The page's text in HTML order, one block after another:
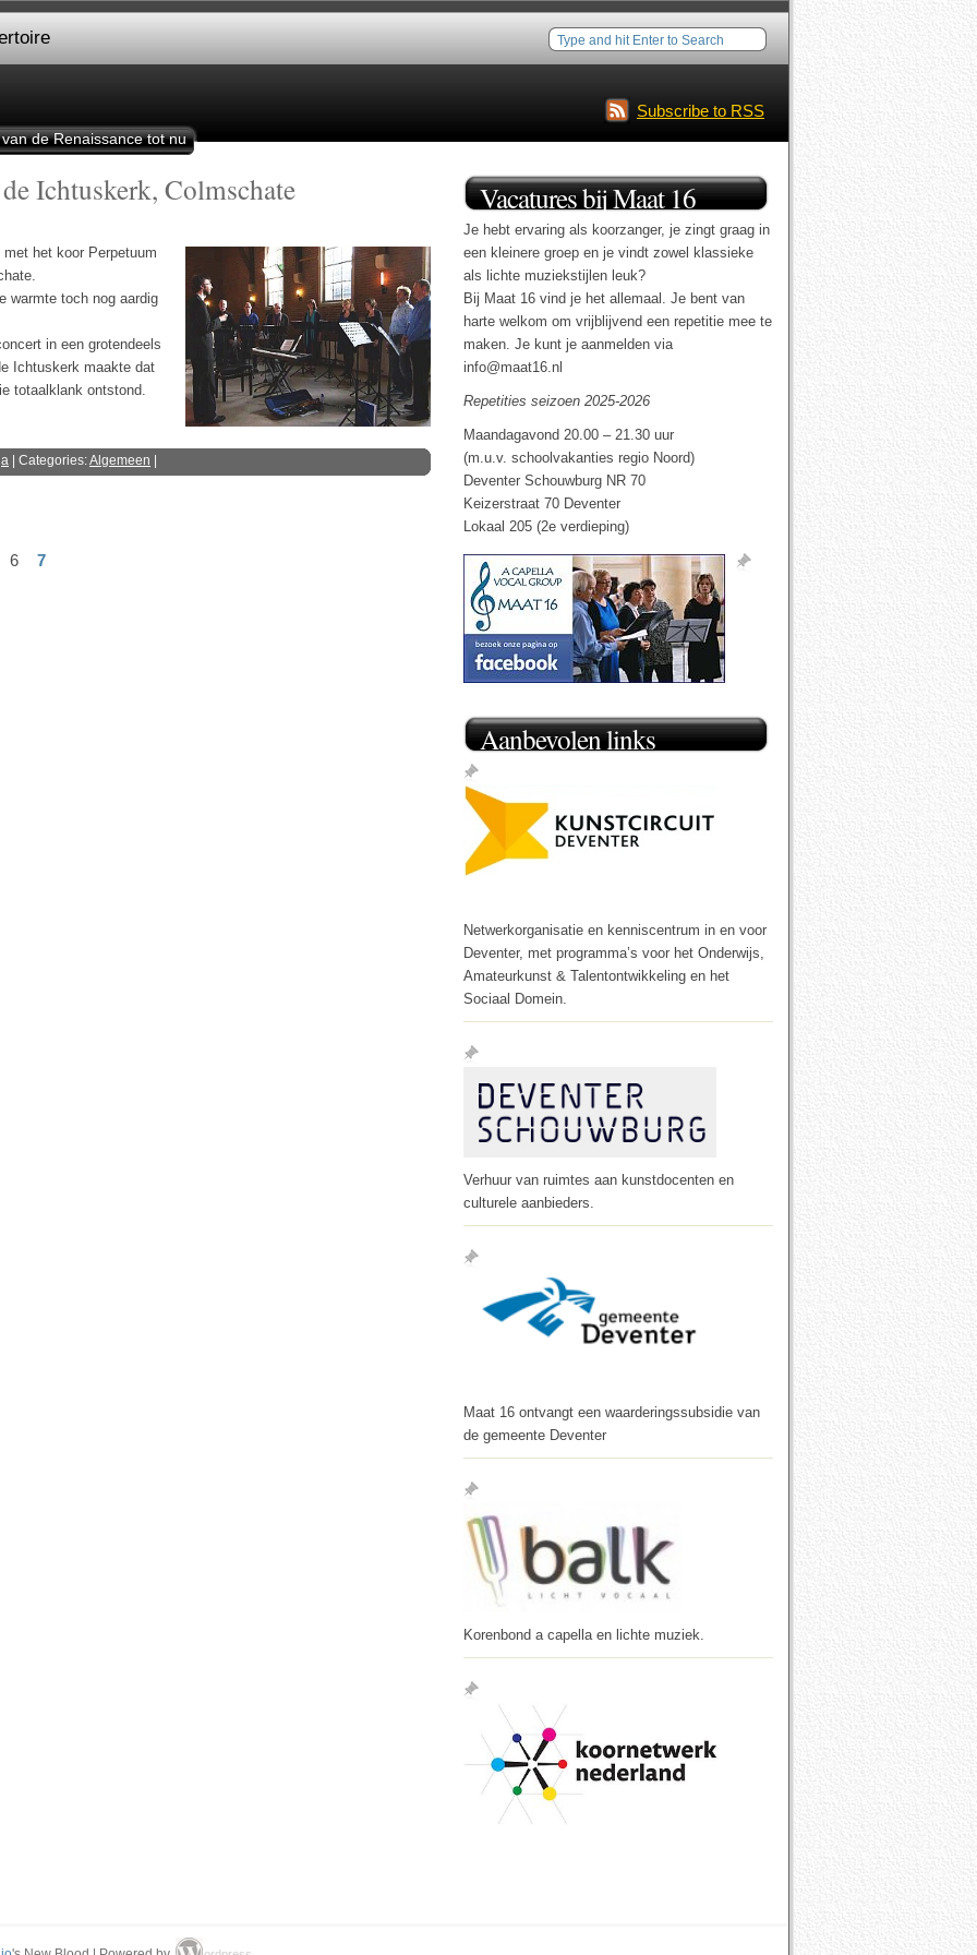
de Renaissance tot nu
Subscribe to RSS
Ichtuskerk, Colmschate
het koor Perpetuum
warmte toch nog aardig
in een grotendeels
Ichtuskerk maakte dat
totaalklank ontstond.
| Categories:Algemeen
6 7
Vacatures bij Maat 16
Je hebt ervaring als koorzanger, je zingt graag in
een kleinere groep en je vindt zowel klassieke
als lichte muziekstijlen leuk?
Bij Maat 16 vind je het allemaal. Je bent van
harte welkom om vrijblijvend een repetitie mee te
maken. Je kunt je aanmelden via
info@maat16.nl
Repetities seizoen 2025-2026
Maandagavond 20.00 – 21.30 uur
(m.u.v. schoolvakanties regio Noord)
Deventer Schouwburg NR 70
Keizerstraat 70 Deventer
Lokaal 205 (2e verdieping)
Aanbevolen links
Netwerkorganisatie en kenniscentrum in en voor
Deventer, met programma’s voor het Onderwijs,
Amateurkunst & Talentontwikkeling en het
Sociaal Domein.
Verhuur van ruimtes aan kunstdocenten en
culturele aanbieders.
Maat 16 ontvangt een waarderings­subsidie van
de gemeente Deventer
Korenbond a capella en lichte muziek.